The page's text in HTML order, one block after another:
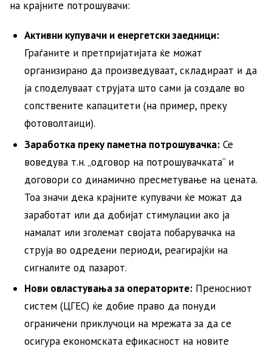
на крајните потрошувачи:
Активни купувачи и енергетски заедници:
Граѓаните и претпријатијата ќе можат
организирано да произведуваат, складираат и да
ја споделуваат струјата што сами ја создале во
сопствените капацитети (на пример, преку
фотоволтаици).
Заработка преку паметна потрошувачка: Се
воведува т.н. „одговор на потрошувачката“ и
договори со динамично пресметување на цената.
Тоа значи дека крајните купувачи ќе можат да
заработат или да добијат стимулации ако ја
намалат или зголемат својата побарувачка на
струја во одредени периоди, реагирајќи на
сигналите од пазарот.
Нови овластувања за операторите: Преносниот
систем (ЦГЕС) ќе добие право да понуди
ограничени приклучоци на мрежата за да се
осигура економската ефикасност на новите